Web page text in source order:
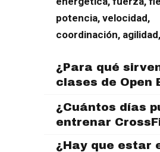
potencia, velocidad,
coordinación,
¿Para qué
clases de Open
¿Cuántos días
entrenar
¿Hay que estar